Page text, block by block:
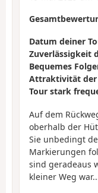
Datum deiner
Zuverlässigkeit
Bequemes
Attraktivität der
Tour stark
Auf dem
oberhalb der
Sie unbedingt
Markierungen
sind geradeaus
kleiner Weg